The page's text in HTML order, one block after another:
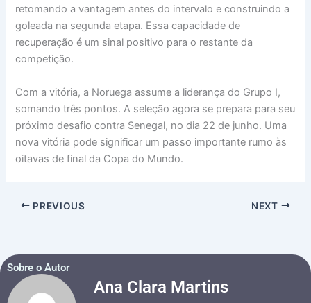
retomando a vantagem antes do intervalo e construindo a
goleada na segunda etapa. Essa capacidade de
recuperação é um sinal positivo para o restante da
competição.
Com a vitória, a Noruega assume a liderança do Grupo I,
somando três pontos. A seleção agora se prepara para seu
próximo desafio contra Senegal, no dia 22 de junho. Uma
nova vitória pode significar um passo importante rumo às
oitavas de final da Copa do Mundo.
PREVIOUS NEXT
Sobre o Autor
Ana Clara Martins